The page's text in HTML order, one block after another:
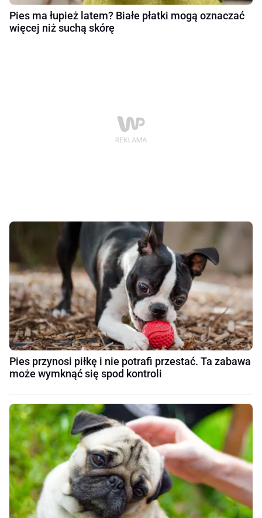
Pies ma łupież latem? Białe płatki mogą oznaczać
więcej niż suchą skórę
Pies przynosi piłkę i nie potrafi przestać. Ta zabawa
może wymknąć się spod kontroli